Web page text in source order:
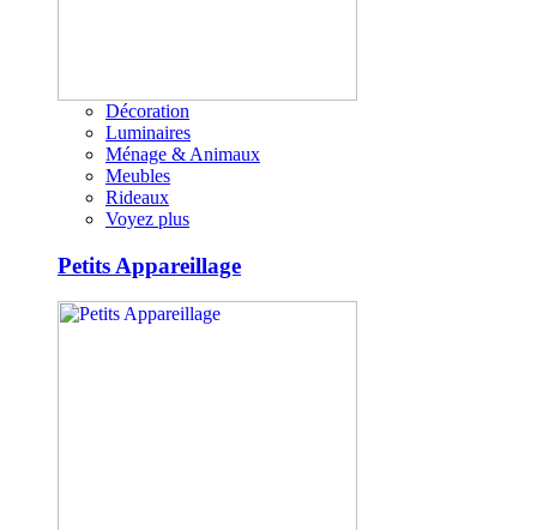
Décoration
Luminaires
Ménage & Animaux
Meubles
Rideaux
Voyez plus
Petits Appareillage